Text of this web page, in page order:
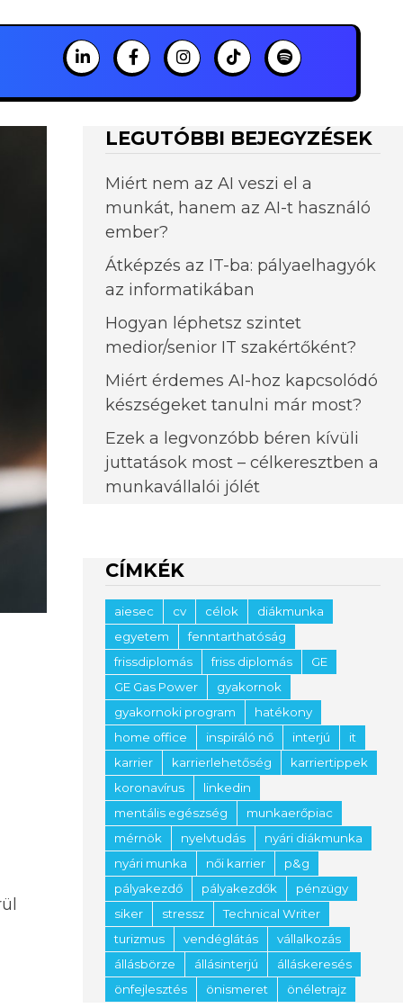
LEGUTÓBBI BEJEGYZÉSEK
Miért nem az AI veszi el a
munkát, hanem az AI-t használó
ember?
Átképzés az IT-ba: pályaelhagyók
az informatikában
Hogyan léphetsz szintet
medior/senior IT szakértőként?
Miért érdemes AI-hoz kapcsolódó
készségeket tanulni már most?
Ezek a legvonzóbb béren kívüli
juttatások most – célkeresztben a
munkavállalói jólét
CÍMKÉK
aiesec cv célok
diákmunka
egyetem
fenntarthatóság
frissdiplomás
friss diplomás
GE
GE Gas Power
gyakornok
gyakornoki program
hatékony
home office
inspiráló nő interjú
it
karrier
karrierlehetőség
karriertippek
koronavírus
linkedin
mentális egészség
munkaerőpiac
mérnök
nyelvtudás
nyári diákmunka
nyári munka
női karrier
p&g
pályakezdő
pályakezdők
pénzügy
siker
stressz
Technical Writer
turizmus
vendéglátás
vállalkozás
állásbörze
állásinterjú
álláskeresés
önfejlesztés
önismeret önéletrajz